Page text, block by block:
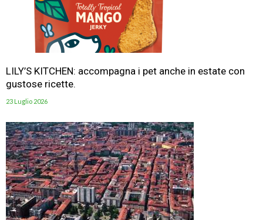
LILY’S KITCHEN: accompagna i pet anche in estate con
gustose ricette.
23 Luglio 2026